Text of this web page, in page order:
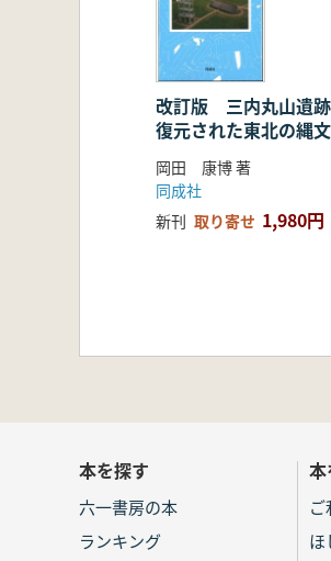
改訂版 三内丸山遺跡
復元された東北の縄
岡田 康博 著
同成社
新刊 取り寄せ 1,980円
本を探す
六一書房の本
ランキング
本
ご
ほ